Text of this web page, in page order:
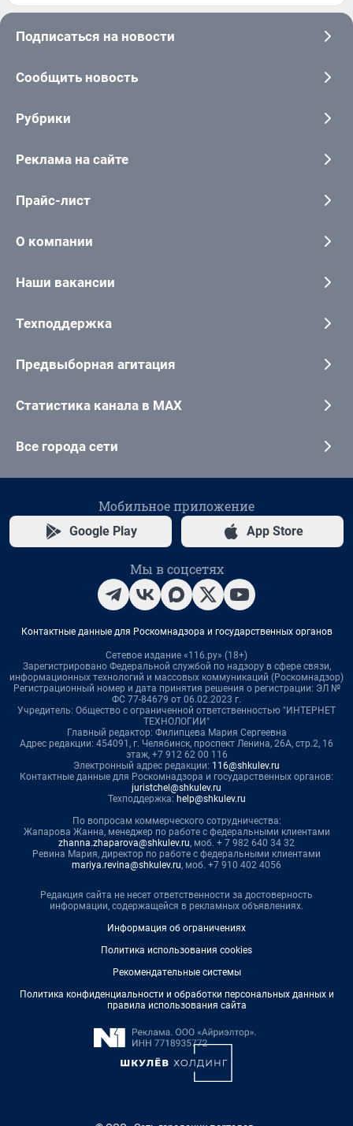
Подписаться на новости
Сообщить новость
Рубрики
Реклама на сайте
Прайс-лист
О компании
Наши вакансии
Техподдержка
Предвыборная агитация
Статистика канала в MAX
Все города сети
Мобильное приложение
Google Play App Store
Мы в соцсетях
Контактные данные для Роскомнадзора и государственных органов
Сетевое издание «116.ру» (18+)
Зарегистрировано Федеральной службой по надзору в сфере связи,
информационных технологий и массовых коммуникаций (Роскомнадзор)
Регистрационный номер и дата принятия решения о регистрации: ЭЛ №
ФС 77-84679 от 06.02.2023 г.
Учредитель: Общество с ограниченной ответственностью "ИНТЕРНЕТ
ТЕХНОЛОГИИ"
Главный редактор: Филипцева Мария Сергеевна
Адрес редакции: 454091, г. Челябинск, проспект Ленина, 26А, стр.2, 16
этаж, +7 912 62 00 116
Электронный адрес редакции: 116@shkulev.ru
Контактные данные для Роскомнадзора и государственных органов:
juristchel@shkulev.ru
Техподдержка: help@shkulev.ru
По вопросам коммерческого сотрудничества:
Жапарова Жанна, менеджер по работе с федеральными клиентами
zhanna.zhaparova@shkulev.ru, моб. + 7 982 640 34 32
Ревина Мария, директор по работе с федеральными клиентами
mariya.revina@shkulev.ru, моб. +7 910 402 4056
Редакция сайта не несет ответственности за достоверность
информации, содержащейся в рекламных объявлениях.
Информация об ограничениях
Политика использования cookies
Рекомендательные системы
Политика конфиденциальности и обработки персональных данных и
правила использования сайта